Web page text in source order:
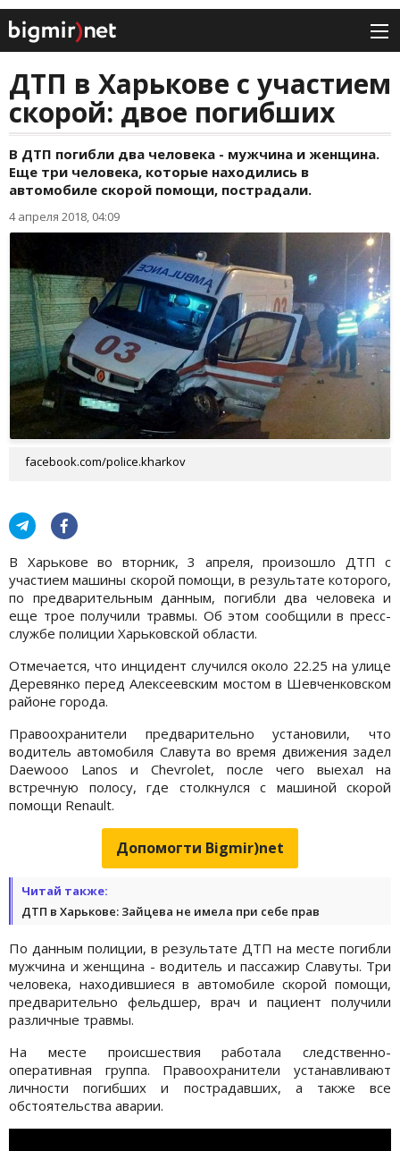
ДТП в Харькове с участием
скорой: двое погибших
В ДТП погибли два человека - мужчина и женщина.
Еще три человека, которые находились в
автомобиле скорой помощи, пострадали.
4 апреля 2018, 04:09
facebook.com/police.kharkov
В Харькове во вторник, 3 апреля, произошло ДТП с
участием машины скорой помощи, в результате которого,
по предварительным данным, погибли два человека и
еще трое получили травмы. Об этом сообщили в пресс-
службе полиции Харьковской области.
Отмечается, что инцидент случился около 22.25 на улице
Деревянко перед Алексеевским мостом в Шевченковском
районе города.
Правоохранители предварительно установили, что
водитель автомобиля Славута во время движения задел
Daewooo Lanos и Chevrolet, после чего выехал на
встречную полосу, где столкнулся с машиной скорой
помощи Renault.
Допомогти Bigmir)net
Читай также:
ДТП в Харькове: Зайцева не имела при себе прав
По данным полиции, в результате ДТП на месте погибли
мужчина и женщина - водитель и пассажир Славуты. Три
человека, находившиеся в автомобиле скорой помощи,
предварительно фельдшер, врач и пациент получили
различные травмы.
На месте происшествия работала следственно-
оперативная группа. Правоохранители устанавливают
личности погибших и пострадавших, а также все
обстоятельства аварии.